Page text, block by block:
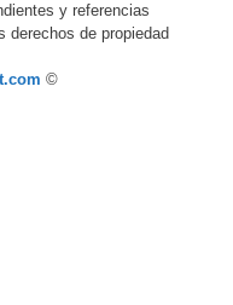
y referencias
derechos de propiedad
©